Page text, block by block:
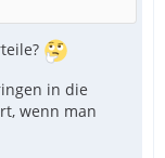
in die
wenn man